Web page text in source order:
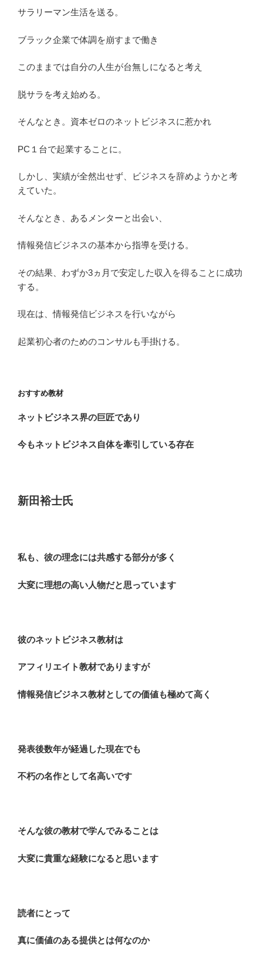
サラリーマン生活を送る。
ブラック企業で体調を崩すまで働き
このままでは自分の人生が台無しになると考え
脱サラを考え始める。
そんなとき。資本ゼロのネットビジネスに惹かれ
PC１台で起業することに。
しかし、実績が全然出せず、ビジネスを辞めようかと考
えていた。
そんなとき、あるメンターと出会い、
情報発信ビジネスの基本から指導を受ける。
その結果、わずか3ヵ月で安定した収入を得ることに成功
する。
現在は、情報発信ビジネスを行いながら
起業初心者のためのコンサルも手掛ける。
おすすめ教材
ネットビジネス界の巨匠であり
今もネットビジネス自体を牽引している存在
新田裕士氏
私も、彼の理念には共感する部分が多く
大変に理想の高い人物だと思っています
彼のネットビジネス教材は
アフィリエイト教材でありますが
情報発信ビジネス教材としての価値も極めて高く
発表後数年が経過した現在でも
不朽の名作として名高いです
そんな彼の教材で学んでみることは
大変に貴重な経験になると思います
読者にとって
真に価値のある提供とは何なのか